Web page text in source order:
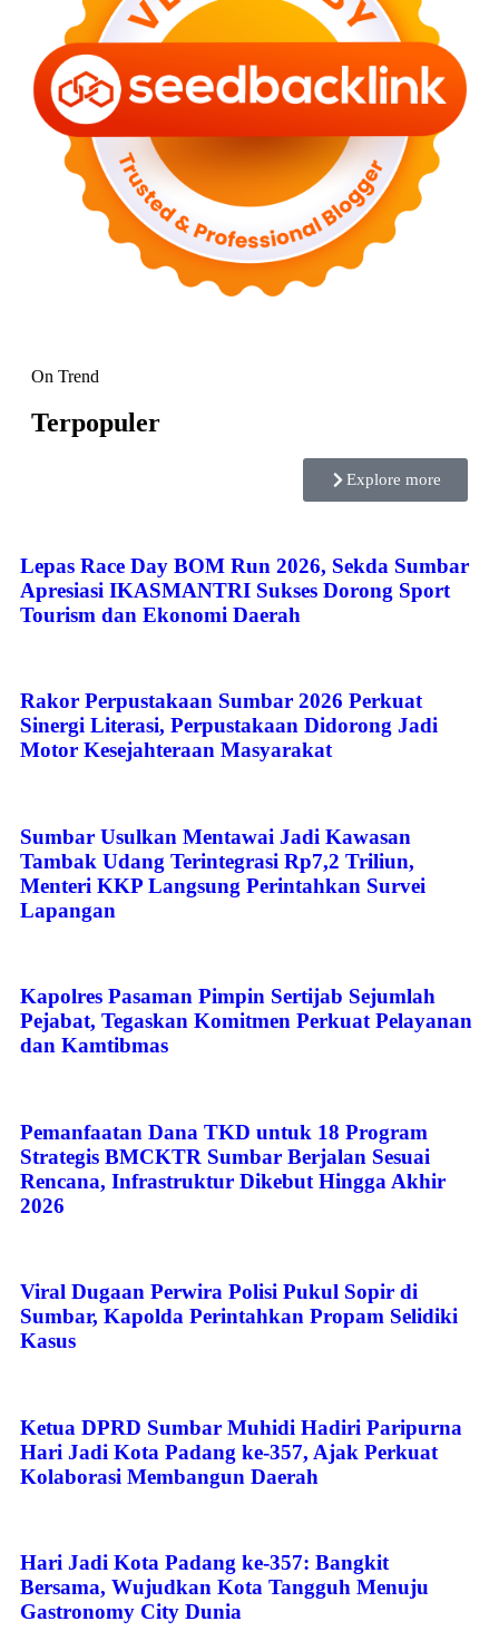
On Trend
Terpopuler
Explore more
Lepas Race Day BOM Run 2026, Sekda Sumbar
Apresiasi IKASMANTRI Sukses Dorong Sport
Tourism dan Ekonomi Daerah
Rakor Perpustakaan Sumbar 2026 Perkuat
Sinergi Literasi, Perpustakaan Didorong Jadi
Motor Kesejahteraan Masyarakat
Sumbar Usulkan Mentawai Jadi Kawasan
Tambak Udang Terintegrasi Rp7,2 Triliun,
Menteri KKP Langsung Perintahkan Survei
Lapangan
Kapolres Pasaman Pimpin Sertijab Sejumlah
Pejabat, Tegaskan Komitmen Perkuat Pelayanan
dan Kamtibmas
Pemanfaatan Dana TKD untuk 18 Program
Strategis BMCKTR Sumbar Berjalan Sesuai
Rencana, Infrastruktur Dikebut Hingga Akhir
2026
Viral Dugaan Perwira Polisi Pukul Sopir di
Sumbar, Kapolda Perintahkan Propam Selidiki
Kasus
Ketua DPRD Sumbar Muhidi Hadiri Paripurna
Hari Jadi Kota Padang ke-357, Ajak Perkuat
Kolaborasi Membangun Daerah
Hari Jadi Kota Padang ke-357: Bangkit
Bersama, Wujudkan Kota Tangguh Menuju
Gastronomy City Dunia